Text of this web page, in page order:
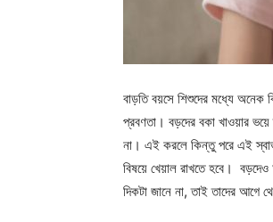
বাড়তি বয়সে শিশুদের মধ্যে অনেক
প্রবণতা। বড়দের বকা খাওয়ার
না। এই করলে কিন্তু পরে এই
বিষয়ে খেয়াল রাখতে হবে।
দিকটা জানে না, তাই তাদের আগে